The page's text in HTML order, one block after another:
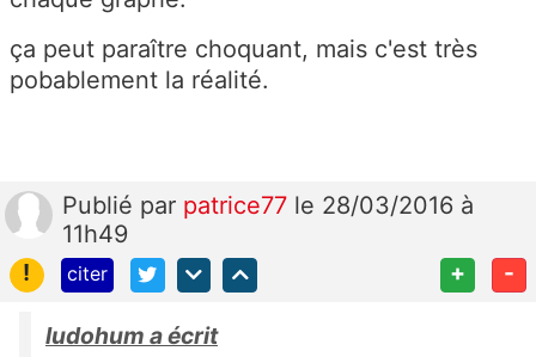
ça peut paraître choquant, mais c'est très
pobablement la réalité.
Publié par patrice77 le 28/03/2016 à
11h49
!
citer + -
ludohum a écrit